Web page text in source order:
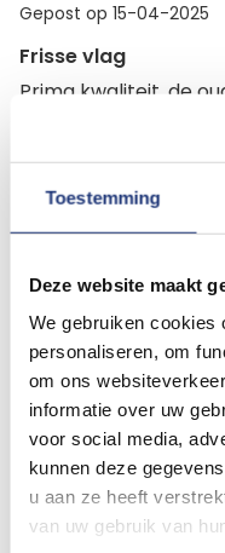
Toestemming
Deze website maakt
We gebruiken cookies
personaliseren, om
om ons
informatie over uw
voor social media,
kunnen deze
u aan ze heeft
van uw gebruik van
Gepost op 15-04-2025
Frisse vlag
Prima kwaliteit, de
materiaal heeft 4
rood en blauw vaal
kwaliteit verhouding
vlag.
Schrijf een